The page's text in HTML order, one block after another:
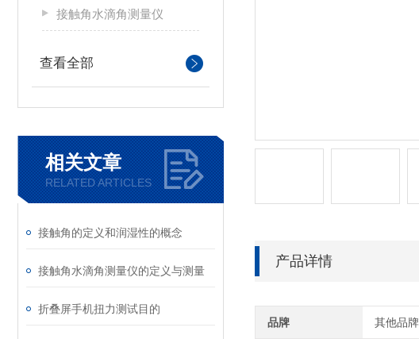
接触角水滴角测量仪
查看全部
相关文章
RELATED ARTICLES
接触角的定义和‌润湿性的概念
接触角水滴角测量仪的定义与测量
折叠屏手机扭力测试目的
产品详情
品牌 其他品牌